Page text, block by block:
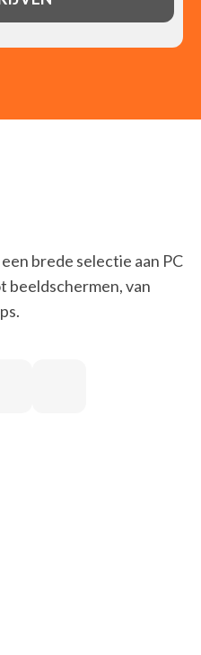
brede selectie aan PC
beeldschermen, van